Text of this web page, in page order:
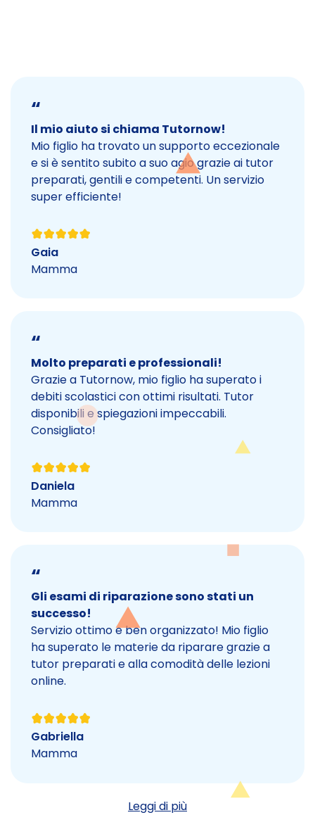
“
Il mio aiuto si chiama Tutornow!
Mio figlio ha trovato un supporto eccezionale
e si è sentito subito a suo agio grazie ai tutor
preparati, gentili e competenti. Un servizio
super efficiente!
Gaia
Mamma
“
Molto preparati e professionali!
Grazie a Tutornow, mio figlio ha superato i
debiti scolastici con ottimi risultati. Tutor
disponibili e spiegazioni impeccabili.
Consigliato!
Daniela
Mamma
“
Gli esami di riparazione sono stati un
successo!
Servizio ottimo e ben organizzato! Mio figlio
ha superato le materie da riparare grazie a
tutor preparati e alla comodità delle lezioni
online.
Gabriella
Mamma
Leggi di più